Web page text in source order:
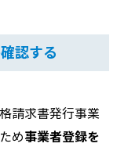
認する
請求書発行事業
め事業者登録を